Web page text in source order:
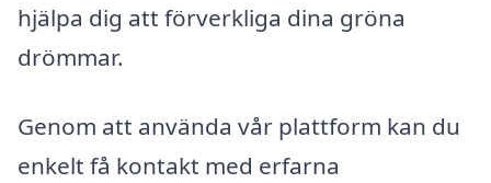
hjälpa dig att förverkliga dina gröna
drömmar.
Genom att använda vår plattform kan du
enkelt få kontakt med erfarna